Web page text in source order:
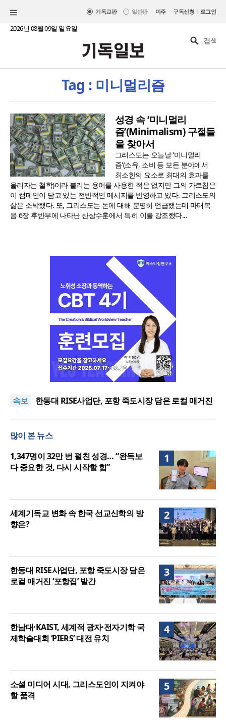
기독교판 일반판 미주 구독신청 | 로그인
2026년 08월 09일 일요일
Tag : 미니멀리즘
성경 속 ‘미니멀리
즘’(Minimalism) 구절들
을 찾아서
그리스도는 오늘날 '미니멀리
즘'(소유, 소비 등 모든 분야에서
최소한의 요소로 최대의 효과를
올리자는 철학)이라 불리는 용어를 사용한 적은 없지만 그의 가르침은
이 캠페인이 담고 있는 전반적인 메시지를 반영하고 있다. 그리스도의
삶은 소박했다. 또, 그리스도는 돈에 대해 분명히 언급했는데 마태복
음 6장 후반부에 나타난 산상수훈에서 특히 이를 강조했다...
속보
느헤미야 연합기도회, ‘왕의 기도’로 나라·한국교회·다
여”
한동대 RISE사업단, 포항 죽도시장 담은 로컬 매거진
느헤미야 연합기도회, ‘왕의 기도’로 나라·한국교회·다
세기총 “자유를 지키며 하나 된 희망의 미래를 향하
여”
많이 본 뉴스
1
1,347명이 32만 번 펼친 성경… “완독보
다 중요한 것, 다시 시작할 힘”
2
세계기독교 변화 속 한국 선교신학의 방
향은?
3
한동대 RISE사업단, 포항 죽도시장 담은
로컬 매거진 ‘포항집’ 발간
4
한남대·KAIST, 세계적 광자·전자기학 국
제학술대회 ‘PIERS’ 대전 유치
5
소셜 미디어 시대, 그리스도인이 지켜야
할 품격